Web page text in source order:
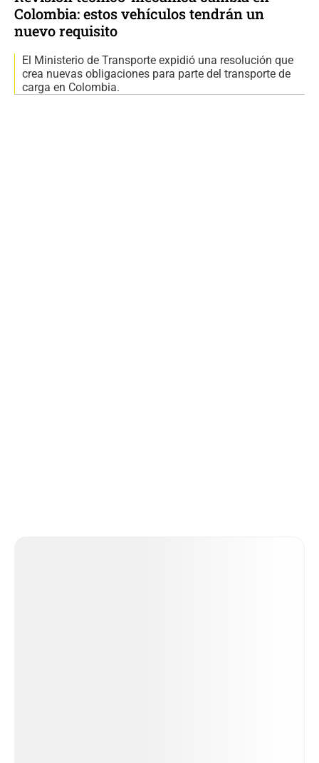
Colombia: estos vehículos tendrán un
nuevo requisito
El Ministerio de Transporte expidió una resolución que
crea nuevas obligaciones para parte del transporte de
carga en Colombia.